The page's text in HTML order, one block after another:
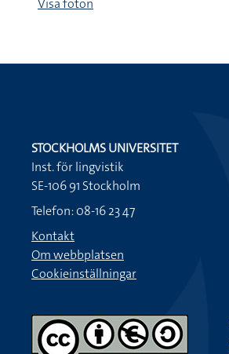
Visa foton
STOCKHOLMS UNIVERSITET
Inst. för lingvistik
SE-106 91 Stockholm
Telefon: 08-16 23 47
Kontakt
Om webbplatsen
Cookieinställningar